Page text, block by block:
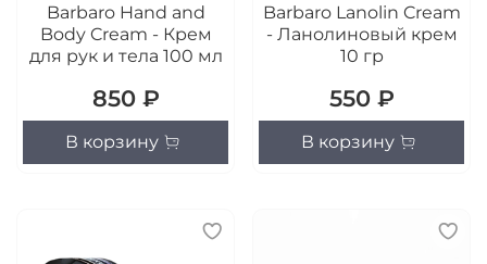
Barbaro Hand and
Body Cream - Крем
для рук и тела 100 мл
850 ₽
В корзину
Barbaro Lanolin Cream
- Ланолиновый крем
10 гр
550 ₽
В корзину